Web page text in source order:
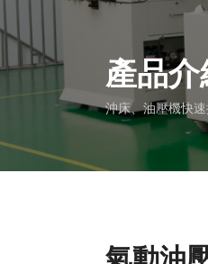
產品介
沖床、油壓機快